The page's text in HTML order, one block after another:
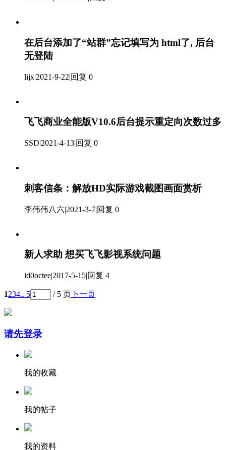
在后台添加了“站群”忘记填写为 html了, 后台
无登陆
lijx|2021-9-22|回复 0
飞飞商业全能版V10.6后台提示重定向次数过多
SSD|2021-4-13|回复 0
刺客信条：解放HD实际游戏截图画面赏析
李伟伟八六|2021-3-7|回复 0
新人求助 想买飞飞影视系统问题
id0octee|2017-5-15|回复 4
1234.. 5 / 5 页下一页
请先登录
我的收藏
我的帖子
我的资料